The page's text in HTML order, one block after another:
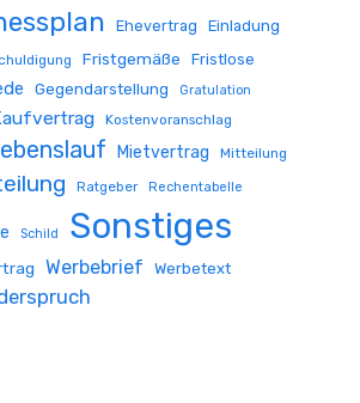
Ehevertrag
Einladung
Fristgemäße Fristlose
Gegendarstellung Gratulation
Kostenvoranschlag
Mietvertrag Mitteilung
Ratgeber Rechentabelle
Schild Sonstiges
Werbebrief Werbetext